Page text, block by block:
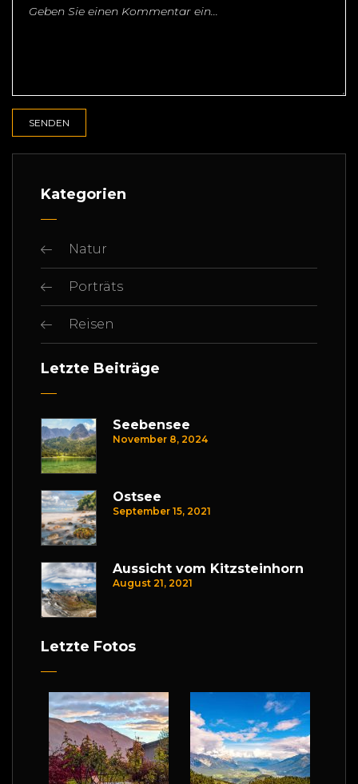
Kategorien
Natur
Porträts
Reisen
Letzte Beiträge
Seebensee
November 8, 2024
Ostsee
September 15, 2021
Aussicht vom Kitzsteinhorn
August 21, 2021
Letzte Fotos